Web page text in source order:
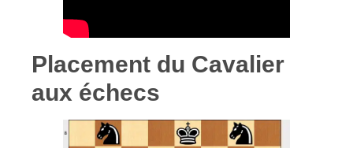
Placement du Cavalier
aux échecs